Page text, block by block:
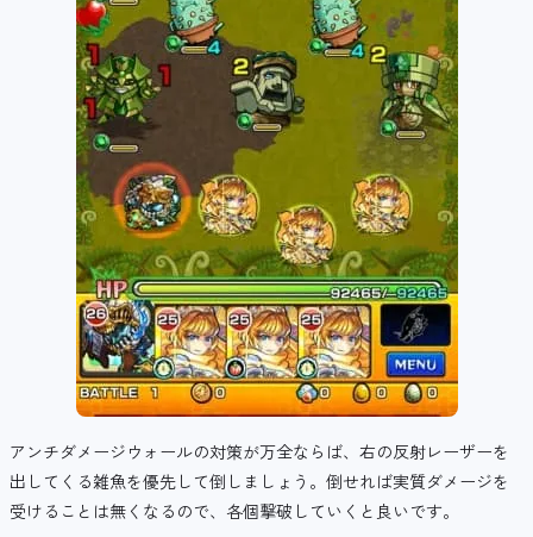
アンチダメージウォールの対策が万全ならば、右の反射レーザーを
出してくる雑魚を優先して倒しましょう。倒せれば実質ダメージを
受けることは無くなるので、各個撃破していくと良いです。